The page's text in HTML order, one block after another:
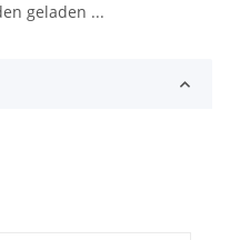
geladen ...